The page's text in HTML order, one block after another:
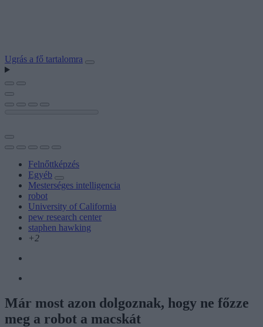
Ugrás a fő tartalomra
Felnőttképzés
Egyéb
Mesterséges intelligencia
robot
University of California
pew research center
staphen hawking
+2
Már most azon dolgoznak, hogy ne főzze
meg a robot a macskát